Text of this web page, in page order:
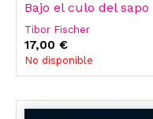
Bajo el culo del sapo
Tibor Fischer
17,00 €
No disponible